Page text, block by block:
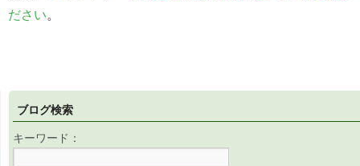
ださい。
ブログ検索
キーワード：